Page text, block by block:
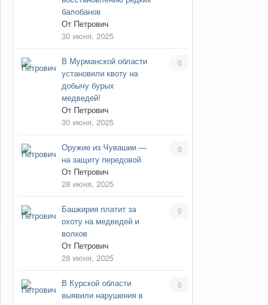
балобанов
От Петрович
30 июня, 2025
0
В Мурманской области
установили квоту на
добычу бурых
медведей!
От Петрович
30 июня, 2025
0
Оружие из Чувашии —
на защиту передовой
От Петрович
28 июня, 2025
0
Башкирия платит за
охоту на медведей и
волков
От Петрович
28 июня, 2025
0
В Курской области
выявили нарушения в